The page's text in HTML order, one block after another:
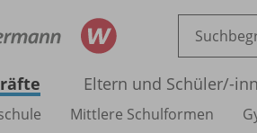
Eltern und Schüler/-
Mittlere Schulformen